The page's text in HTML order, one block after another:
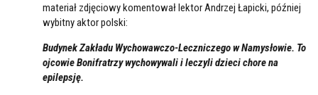
materiał zdjęciowy komentował lektor Andrzej Łapicki, później
wybitny aktor polski:
Budynek Zakładu Wychowawczo-Leczniczego w Namysłowie. To
ojcowie Bonifratrzy wychowywali i leczyli dzieci chore na
epilepsję.